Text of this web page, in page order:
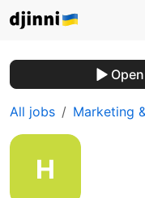
All jobs Marketing